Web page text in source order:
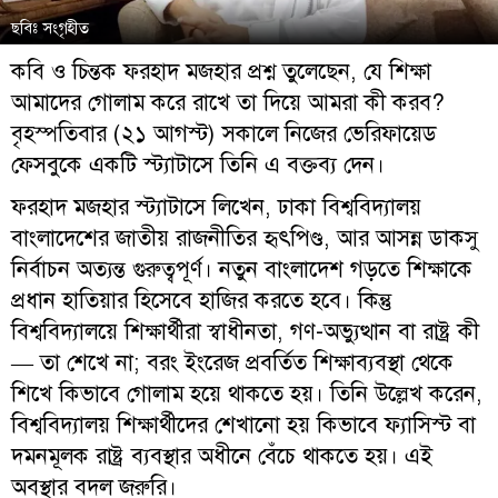
ছবিঃ সংগৃহীত
কবি ও চিন্তক ফরহাদ মজহার প্রশ্ন তুলেছেন, যে শিক্ষা
আমাদের গোলাম করে রাখে তা দিয়ে আমরা কী করব?
বৃহস্পতিবার (২১ আগস্ট) সকালে নিজের ভেরিফায়েড
ফেসবুকে একটি স্ট্যাটাসে তিনি এ বক্তব্য দেন।
ফরহাদ মজহার স্ট্যাটাসে লিখেন, ঢাকা বিশ্ববিদ্যালয়
বাংলাদেশের জাতীয় রাজনীতির হৃৎপিণ্ড, আর আসন্ন ডাকসু
নির্বাচন অত্যন্ত গুরুত্বপূর্ণ। নতুন বাংলাদেশ গড়তে শিক্ষাকে
প্রধান হাতিয়ার হিসেবে হাজির করতে হবে। কিন্তু
বিশ্ববিদ্যালয়ে শিক্ষার্থীরা স্বাধীনতা, গণ-অভ্যুত্থান বা রাষ্ট্র কী
— তা শেখে না; বরং ইংরেজ প্রবর্তিত শিক্ষাব্যবস্থা থেকে
শিখে কিভাবে গোলাম হয়ে থাকতে হয়। তিনি উল্লেখ করেন,
বিশ্ববিদ্যালয় শিক্ষার্থীদের শেখানো হয় কিভাবে ফ্যাসিস্ট বা
দমনমূলক রাষ্ট্র ব্যবস্থার অধীনে বেঁচে থাকতে হয়। এই
অবস্থার বদল জরুরি।